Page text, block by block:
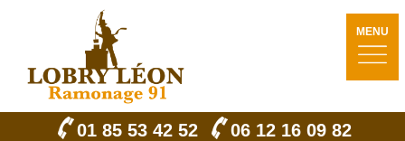
MENU
01 85 53 42 52 06 12 16 09 82